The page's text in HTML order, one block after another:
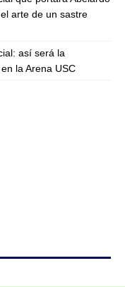
arte de un sastre
así será la
la Arena USC